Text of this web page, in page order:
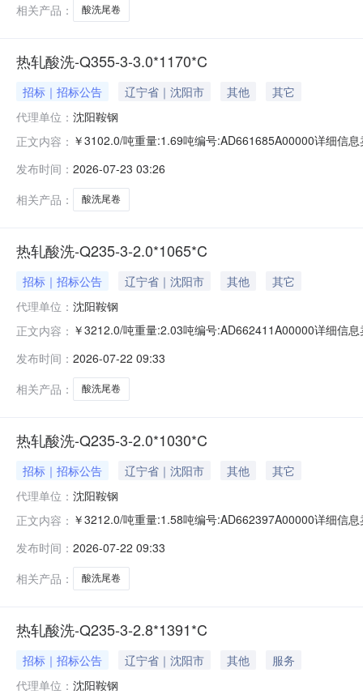
相关产品：
酸洗尾卷
热轧酸洗-Q355-3-3.0*1170*C
招标｜招标公告 辽宁省｜沈阳市 其他
其它
代理单位： 沈阳鞍钢
正文内容： ￥3102.0/吨重量:1.69吨编号:AD661685A00000详细信
求产线名称:冷轧1#线锌层重量代码描述:上表面锌层重量
发布时间： 2026-07-23 03:26
相关产品：
酸洗尾卷
热轧酸洗-Q235-3-2.0*1065*C
招标｜招标公告 辽宁省｜沈阳市 其他
其它
代理单位： 沈阳鞍钢
正文内容： ￥3212.0/吨重量:2.03吨编号:AD662411A00000详细信
产线名称:冷轧1#线锌层重量代码描述:上表面锌层重量
发布时间： 2026-07-22 09:33
相关产品：
酸洗尾卷
热轧酸洗-Q235-3-2.0*1030*C
招标｜招标公告 辽宁省｜沈阳市 其他
其它
代理单位： 沈阳鞍钢
正文内容： ￥3212.0/吨重量:1.58吨编号:AD662397A00000详细信
求产线名称:冷轧1#线锌层重量代码描述:上表面锌层重量
发布时间： 2026-07-22 09:33
相关产品：
酸洗尾卷
热轧酸洗-Q235-3-2.8*1391*C
招标｜招标公告 辽宁省｜沈阳市 其他
服务
代理单位： 沈阳鞍钢